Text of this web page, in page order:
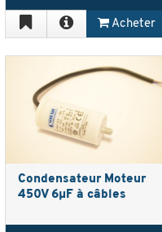
Acheter
Condensateur Moteur
450V 6µF à câbles